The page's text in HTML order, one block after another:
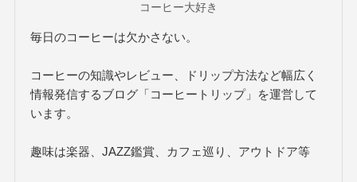
コーヒー大好き
毎日のコーヒーは欠かさない。
コーヒーの知識やレビュー、ドリップ方法など幅広く
情報発信するブログ「コーヒートリップ」を運営して
います。
趣味は楽器、JAZZ鑑賞、カフェ巡り、アウトドア等